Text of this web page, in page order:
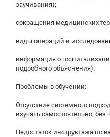
заучивания);
сокращения медицинских
виды операций и
информация о
подробного объяснения).
Проблемы в обучении:
Отсутствие системного
изучать самостоятельно, без
Недостаток инструктажа по